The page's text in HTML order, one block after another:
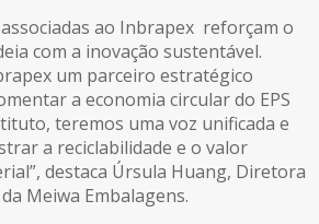
ao Inbrapex reforçam o
com a inovação sustentável.
um parceiro estratégico
a economia circular do EPS
teremos uma voz unificada e
a reciclabilidade e o valor
destaca Úrsula Huang, Diretora
Meiwa Embalagens.